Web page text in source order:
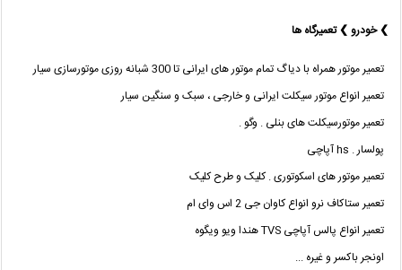
❯ خودرو ❯ تعمیرگاه ها
تعمیر موتور همراه با دیاگ تمام موتور های ایرانی تا 300 شبانه روزی موتورسازی سیار
تعمیر انواع موتور سیکلت ایرانی و خارجی ، سبک و سنگین سیار ‌
تعمیر موتورسیکلت های بنلی . وگو .
پولسار‌ . hs آپاچی ‌
تعمیر موتور های اسکوتوری . کلیک و طرح کلیک ‌
تعمیر ستاکاف نرو انواع کاوان جی 2 اس وای ام ‌
تعمیر انواع پالس آپاچی TVS هندا ویو ویگوه ‌
اونجر باکسر و غیره ...‌